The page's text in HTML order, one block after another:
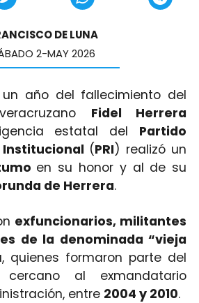
DE LUNA
2-MAY 2026
un año del fallecimiento del
Fidel Herrera
estatal del Partido
(PRI) realizó un
en su honor y al de su
de Herrera.
exfuncionarios, militantes
de la denominada “vieja
quienes formaron parte del
al exmandatario
entre 2004 y 2010.